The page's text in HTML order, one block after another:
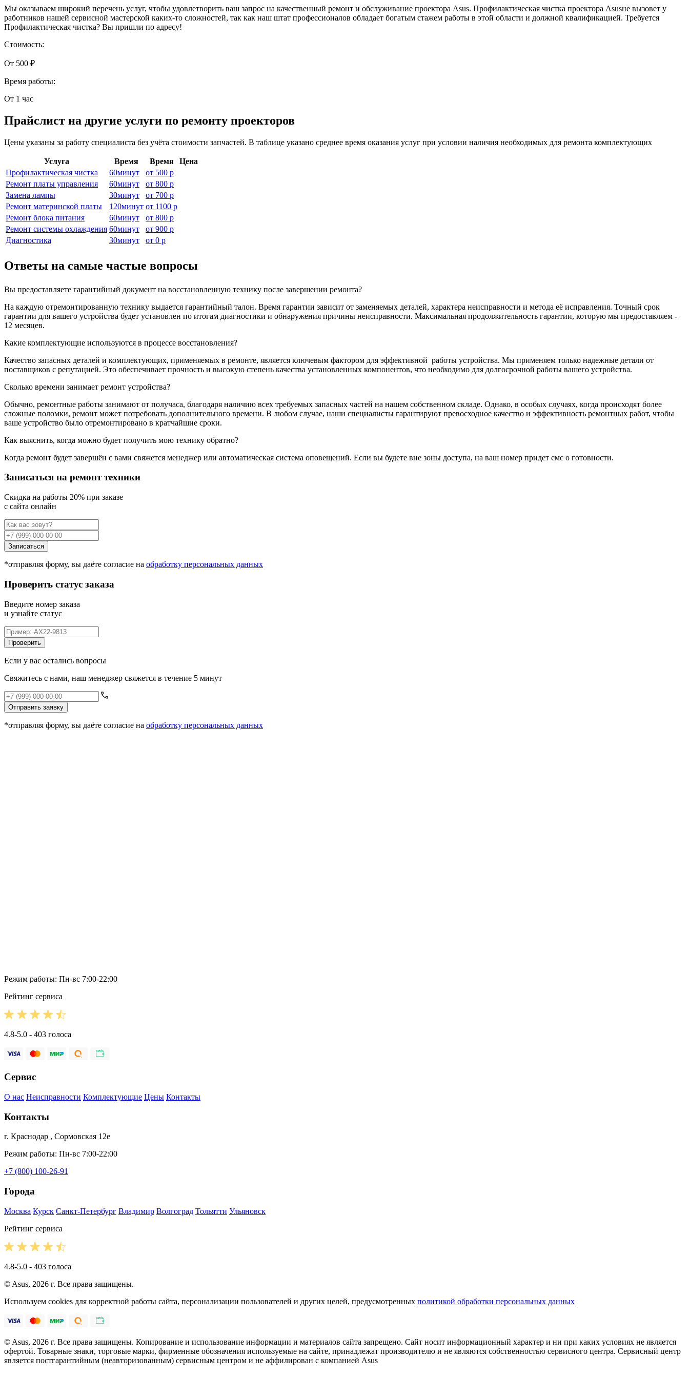
Мы оказываем широкий перечень услуг, чтобы удовлетворить ваш запрос на качественный ремонт и обслуживание проектора Asus. Профилактическая чистка проектора Asusне вызовет у
работников нашей сервисной мастерской каких-то сложностей, так как наш штат профессионалов обладает богатым стажем работы в этой области и должной квалификацией. Требуется
Профилактическая чистка? Вы пришли по адресу!
Стоимость:
От 500 ₽
Время работы:
От 1 час
Прайслист на другие услуги по ремонту проекторов
Цены указаны за работу специалиста без учёта стоимости запчастей. В таблице указано среднее время оказания услуг при условии наличия необходимых для ремонта комплектующих
Услуга Время Время
Цена
Профилактическая чистка
60минут от 500 р
Ремонт платы управления
60минут от 800 р
Замена лампы
30минут от 700 р
Ремонт материнской платы
120минут от 1100 р
Ремонт блока питания
60минут от 800 р
Ремонт системы охлаждения 60минут от 900 р
Диагностика
30минут от 0 р
Ответы на самые частые вопросы
Вы предоставляете гарантийный документ на восстановленную технику после завершении ремонта?
На каждую отремонтированную технику выдается гарантийный талон. Время гарантии зависит от заменяемых деталей, характера неисправности и метода её исправления. Точный срок
гарантии для вашего устройства будет установлен по итогам диагностики и обнаружения причины неисправности. Максимальная продолжительность гарантии, которую мы предоставляем -
12 месяцев.
Какие комплектующие используются в процессе восстановления?
Качество запасных деталей и комплектующих, применяемых в ремонте, является ключевым фактором для эффективной работы устройства. Мы применяем только надежные детали от
поставщиков с репутацией. Это обеспечивает прочность и высокую степень качества установленных компонентов, что необходимо для долгосрочной работы вашего устройства.
Сколько времени занимает ремонт устройства?
Обычно, ремонтные работы занимают от получаса, благодаря наличию всех требуемых запасных частей на нашем собственном складе. Однако, в особых случаях, когда происходят более
сложные поломки, ремонт может потребовать дополнительного времени. В любом случае, наши специалисты гарантируют превосходное качество и эффективность ремонтных работ, чтобы
ваше устройство было отремонтировано в кратчайшие сроки.
Как выяснить, когда можно будет получить мою технику обратно?
Когда ремонт будет завершён с вами свяжется менеджер или автоматическая система оповещений. Если вы будете вне зоны доступа, на ваш номер придет смс о готовности.
Записаться на ремонт техники
Cкидка на работы 20% при заказе
с сайта онлайн
Записаться
*отправляя форму, вы даёте согласие на обработку персональных данных
Проверить статус заказа
Введите номер заказа
и узнайте статус
Проверить
Если у вас остались вопросы
Свяжитесь с нами, наш менеджер свяжется в течение 5 минут
Отправить заявку
*отправляя форму, вы даёте согласие на обработку персональных данных
Режим работы: Пн-вс 7:00-22:00
Рейтинг сервиса
4.8-5.0 - 403 голоса
Сервис
О нас Неисправности Комплектующие Цены Контакты
Контакты
г. Краснодар , Сормовская 12е
Режим работы: Пн-вс 7:00-22:00
+7 (800) 100-26-91
Города
Москва Курск Санкт-Петербург Владимир Волгоград Тольятти Ульяновск
Рейтинг сервиса
4.8-5.0 - 403 голоса
© Asus, 2026 г. Все права защищены.
Используем cookies для корректной работы сайта, персонализации пользователей и других целей, предусмотренных политикой обработки персональных данных
© Asus, 2026 г. Все права защищены. Копирование и использование информации и материалов сайта запрещено. Сайт носит информационный характер и ни при каких условиях не является
офертой. Товарные знаки, торговые марки, фирменные обозначения используемые на сайте, принадлежат производителю и не являются собственностью сервисного центра. Сервисный центр
является постгарантийным (неавторизованным) сервисным центром и не аффилирован с компанией Asus